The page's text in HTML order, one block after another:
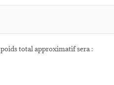
poids total approximatif sera :